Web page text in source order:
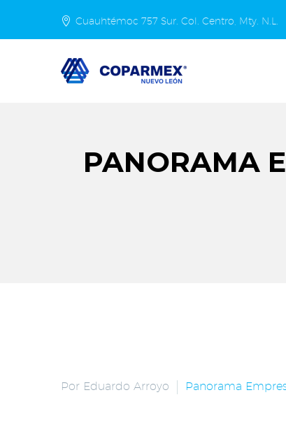
Cuauhtémoc 757 Sur. Col. Centro, Mty. N.L.
PANORAMA
Por Eduardo Arroyo Panorama